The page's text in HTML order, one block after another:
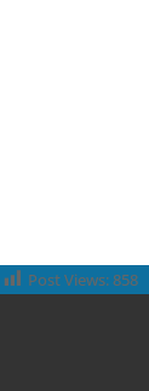
Post Views:858